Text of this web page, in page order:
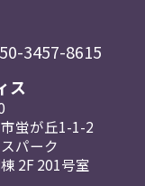
3457-8615
ス
蛍が丘1-1-2
パーク
2F201号室